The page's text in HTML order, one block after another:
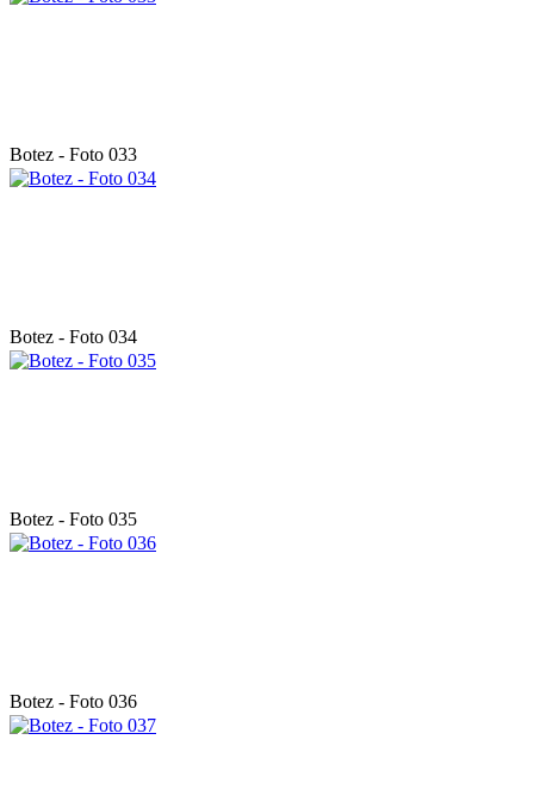
Botez - Foto 033
Botez - Foto 034
Botez - Foto 035
Botez - Foto 036